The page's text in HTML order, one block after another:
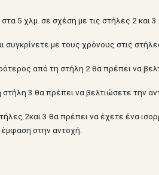
5 χλμ. σε σχέση με τις στήλες 2 και 3
με τους χρόνους στις
από τη στήλη 2 θα πρέπει να
3 θα πρέπει να βελτιώσετε την
2και 3 θα πρέπει να έχετε ένα
στην αντοχή.